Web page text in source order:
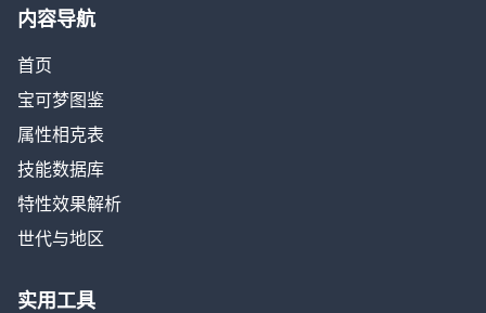
内容导航
首页
宝可梦图鉴
属性相克表
技能数据库
特性效果解析
世代与地区
实用工具